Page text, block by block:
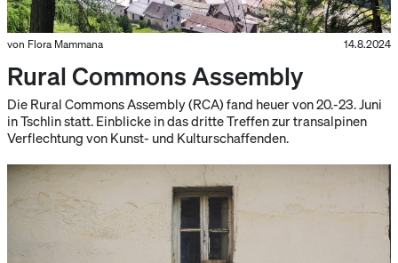
von Flora Mammana 14.8.2024
Rural Commons Assembly
Die Rural Commons Assembly (RCA) fand heuer von 20.-23. Juni
in Tschlin statt. Einblicke in das dritte Treffen zur transalpinen
Verflechtung von Kunst- und Kulturschaffenden.